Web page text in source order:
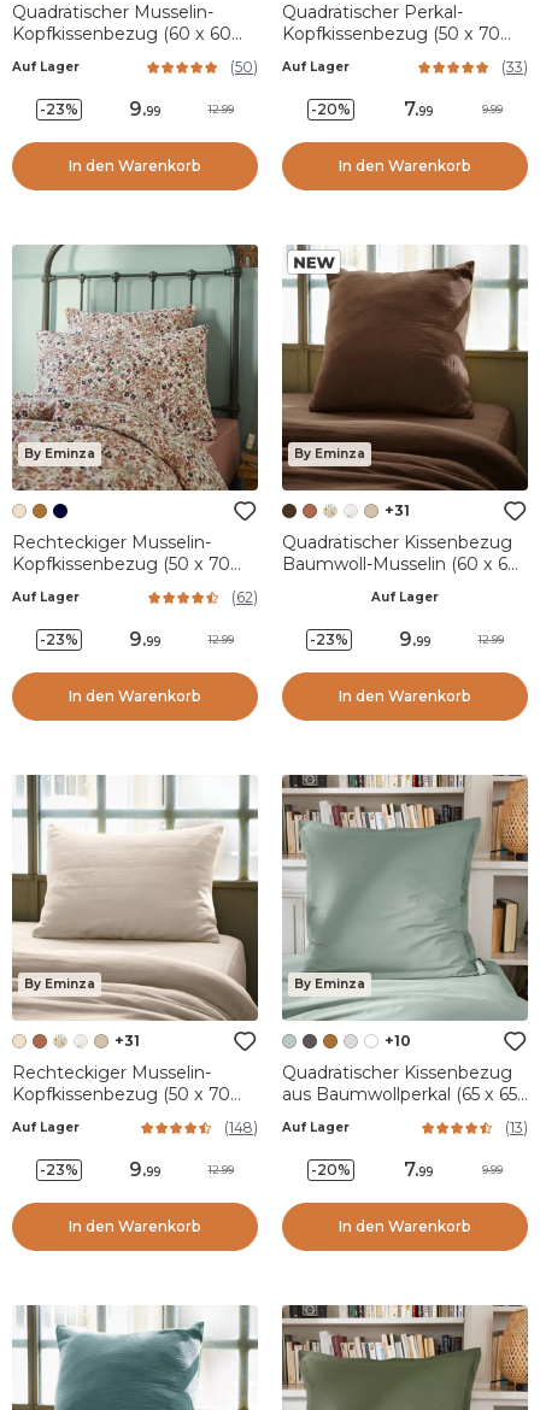
Quadratischer Musselin-
Kopfkissenbezug (60 x 60
Auf Lager (50)
-23% 9.99 12.99
In den Warenkorb
Quadratischer Perkal-
Kopfkissenbezug (50 x 70
Auf Lager (33)
-20% 7.99 9.99
In den Warenkorb
By Eminza
Rechteckiger Musselin-
Kopfkissenbezug (50 x 70
Auf Lager (62)
-23% 9.99 12.99
In den Warenkorb
By Eminza
+31
Quadratischer Kissenbezug
Baumwoll-Musselin (60 x 60
Auf Lager
-23% 9.99 12.99
In den Warenkorb
By Eminza
+31
Rechteckiger Musselin-
Kopfkissenbezug (50 x 70
Auf Lager (148)
-23% 9.99 12.99
In den Warenkorb
By Eminza
+10
Quadratischer Kissenbezug
aus Baumwollperkal (65 x 65
Auf Lager (13)
-20% 7.99 9.99
In den Warenkorb